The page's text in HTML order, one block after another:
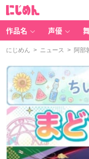
作品名 声優
にじめん > ニュース > 阿部